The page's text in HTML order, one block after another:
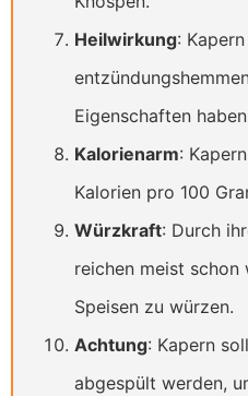
Heilwirkung:
Eigenschaften
Kalorienarm:
Kalorien pro 100
Würzkraft: Durch
reichen meist schon
Speisen zu würzen.
Achtung: Kapern
abgespült werden,